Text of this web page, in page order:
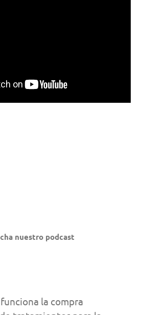
nuestro podcast
funciona la compra